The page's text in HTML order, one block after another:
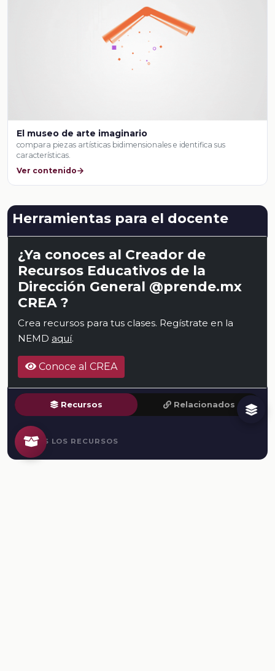
El museo de arte imaginario
compara piezas artísticas bidimensionales e identifica sus
características.
Ver contenido
Herramientas para el docente
¿Ya conoces al Creador de
Recursos Educativos de la
Dirección General @prende.mx
CREA ?
Crea recursos para tus clases. Regístrate en la
NEMD aquí.
Conoce al CREA
Recursos Relacionados
TODOS LOS RECURSOS